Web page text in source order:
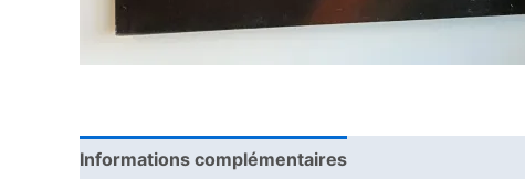
Informations complémentaires